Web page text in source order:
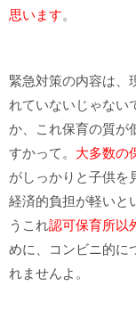
思います。
緊急対策の内容は、
れていないじゃない
か、これ保育の質が
すかって。 大多数の
がしっかりと子供を
経済的負担が軽いと
うこれ認可保育所以
めに、コンビニ的に
れませんよ。